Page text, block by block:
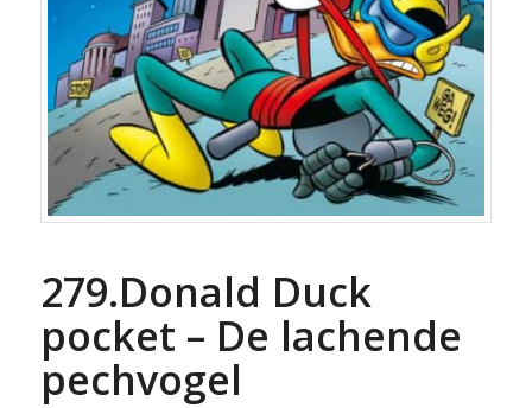
279.Donald Duck
pocket – De lachende
pechvogel